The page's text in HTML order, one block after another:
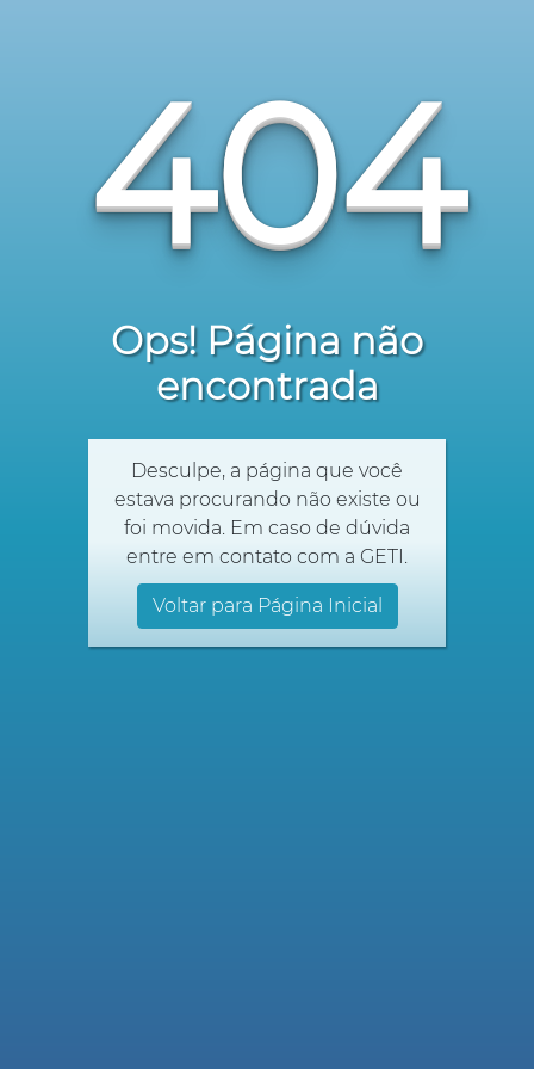
404
Ops! Página não
encontrada
Desculpe, a página que você
estava procurando não existe ou
foi movida. Em caso de dúvida
entre em contato com a GETI.
Voltar para Página Inicial